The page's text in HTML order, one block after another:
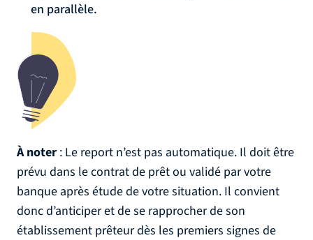
en parallèle.
À noter : Le report n’est pas automatique. Il doit être
prévu dans le contrat de prêt ou validé par votre
banque après étude de votre situation. Il convient
donc d’anticiper et de se rapprocher de son
établissement prêteur dès les premiers signes de